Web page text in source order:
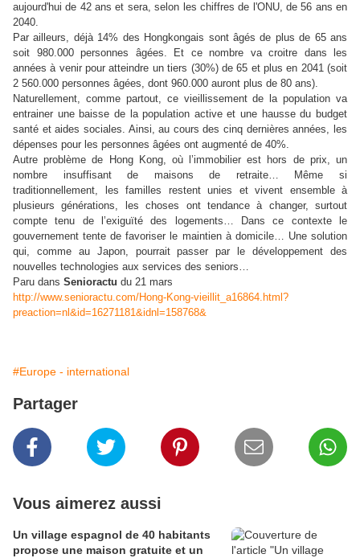
aujourd'hui de 42 ans et sera, selon les chiffres de l'ONU, de 56 ans en
2040.
Par ailleurs, déjà 14% des Hongkongais sont âgés de plus de 65 ans
soit 980.000 personnes âgées. Et ce nombre va croitre dans les
années à venir pour atteindre un tiers (30%) de 65 et plus en 2041 (soit
2 560.000 personnes âgées, dont 960.000 auront plus de 80 ans).
Naturellement, comme partout, ce vieillissement de la population va
entrainer une baisse de la population active et une hausse du budget
santé et aides sociales. Ainsi, au cours des cinq dernières années, les
dépenses pour les personnes âgées ont augmenté de 40%.
Autre problème de Hong Kong, où l’immobilier est hors de prix, un
nombre insuffisant de maisons de retraite… Même si
traditionnellement, les familles restent unies et vivent ensemble à
plusieurs générations, les choses ont tendance à changer, surtout
compte tenu de l’exiguïté des logements… Dans ce contexte le
gouvernement tente de favoriser le maintien à domicile… Une solution
qui, comme au Japon, pourrait passer par le développement des
nouvelles technologies aux services des seniors…
Paru dans Senioractu du 21 mars
http://www.senioractu.com/Hong-Kong-vieillit_a16864.html?
preaction=nl&id=16271181&idnl=158768&
#Europe - international
Partager
Vous aimerez aussi
Un village espagnol de 40 habitants
propose une maison gratuite et un